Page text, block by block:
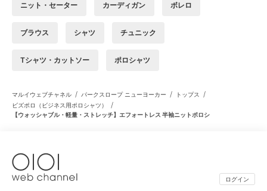
ニット・セーター カーディガン ボレロ
ブラウス シャツ チュニック
Tシャツ・カットソー ポロシャツ
マルイウェブチャネル / パークスロープ ニューヨーカー / トップス /
ビズポロ（ビジネス用ポロシャツ） /
【ウォッシャブル・軽量・ストレッチ】エフォートレス 半袖ニットポロシ
ログイン